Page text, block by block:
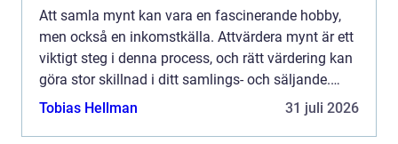
Att samla mynt kan vara en fascinerande hobby,
men också en inkomstkälla. Attvärdera mynt är ett
viktigt steg i denna process, och rätt värdering kan
göra stor skillnad i ditt samlings- och säljande.
Denna art...
Tobias Hellman 31 juli 2026